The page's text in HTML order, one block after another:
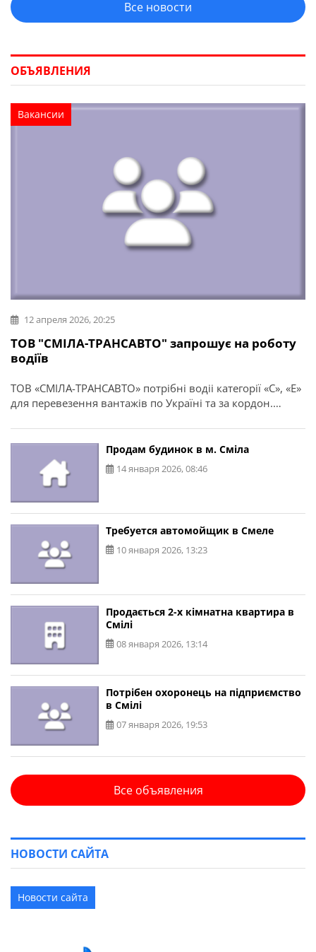
Все новости
ОБЪЯВЛЕНИЯ
Вакансии
12 апреля 2026, 20:25
ТОВ "СМІЛА-ТРАНСАВТО" запрошує на роботу
водіїв
ТОВ «СМІЛА-ТРАНСАВТО» потрібні водіі категорії «С», «Е»
для перевезення вантажів по Україні та за кордон.
Продам будинок в м. Сміла
14 января 2026, 08:46
Требуется автомойщик в Смеле
10 января 2026, 13:23
Продається 2-х кімнатна квартира в
Смілі
08 января 2026, 13:14
Потрібен охоронець на підприємство
в Смілі
07 января 2026, 19:53
Все объявления
НОВОСТИ САЙТА
Новости сайта